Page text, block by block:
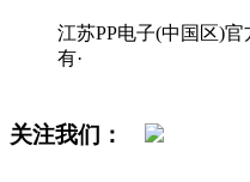
江苏PP电子(中国区)
有·
关注我们：